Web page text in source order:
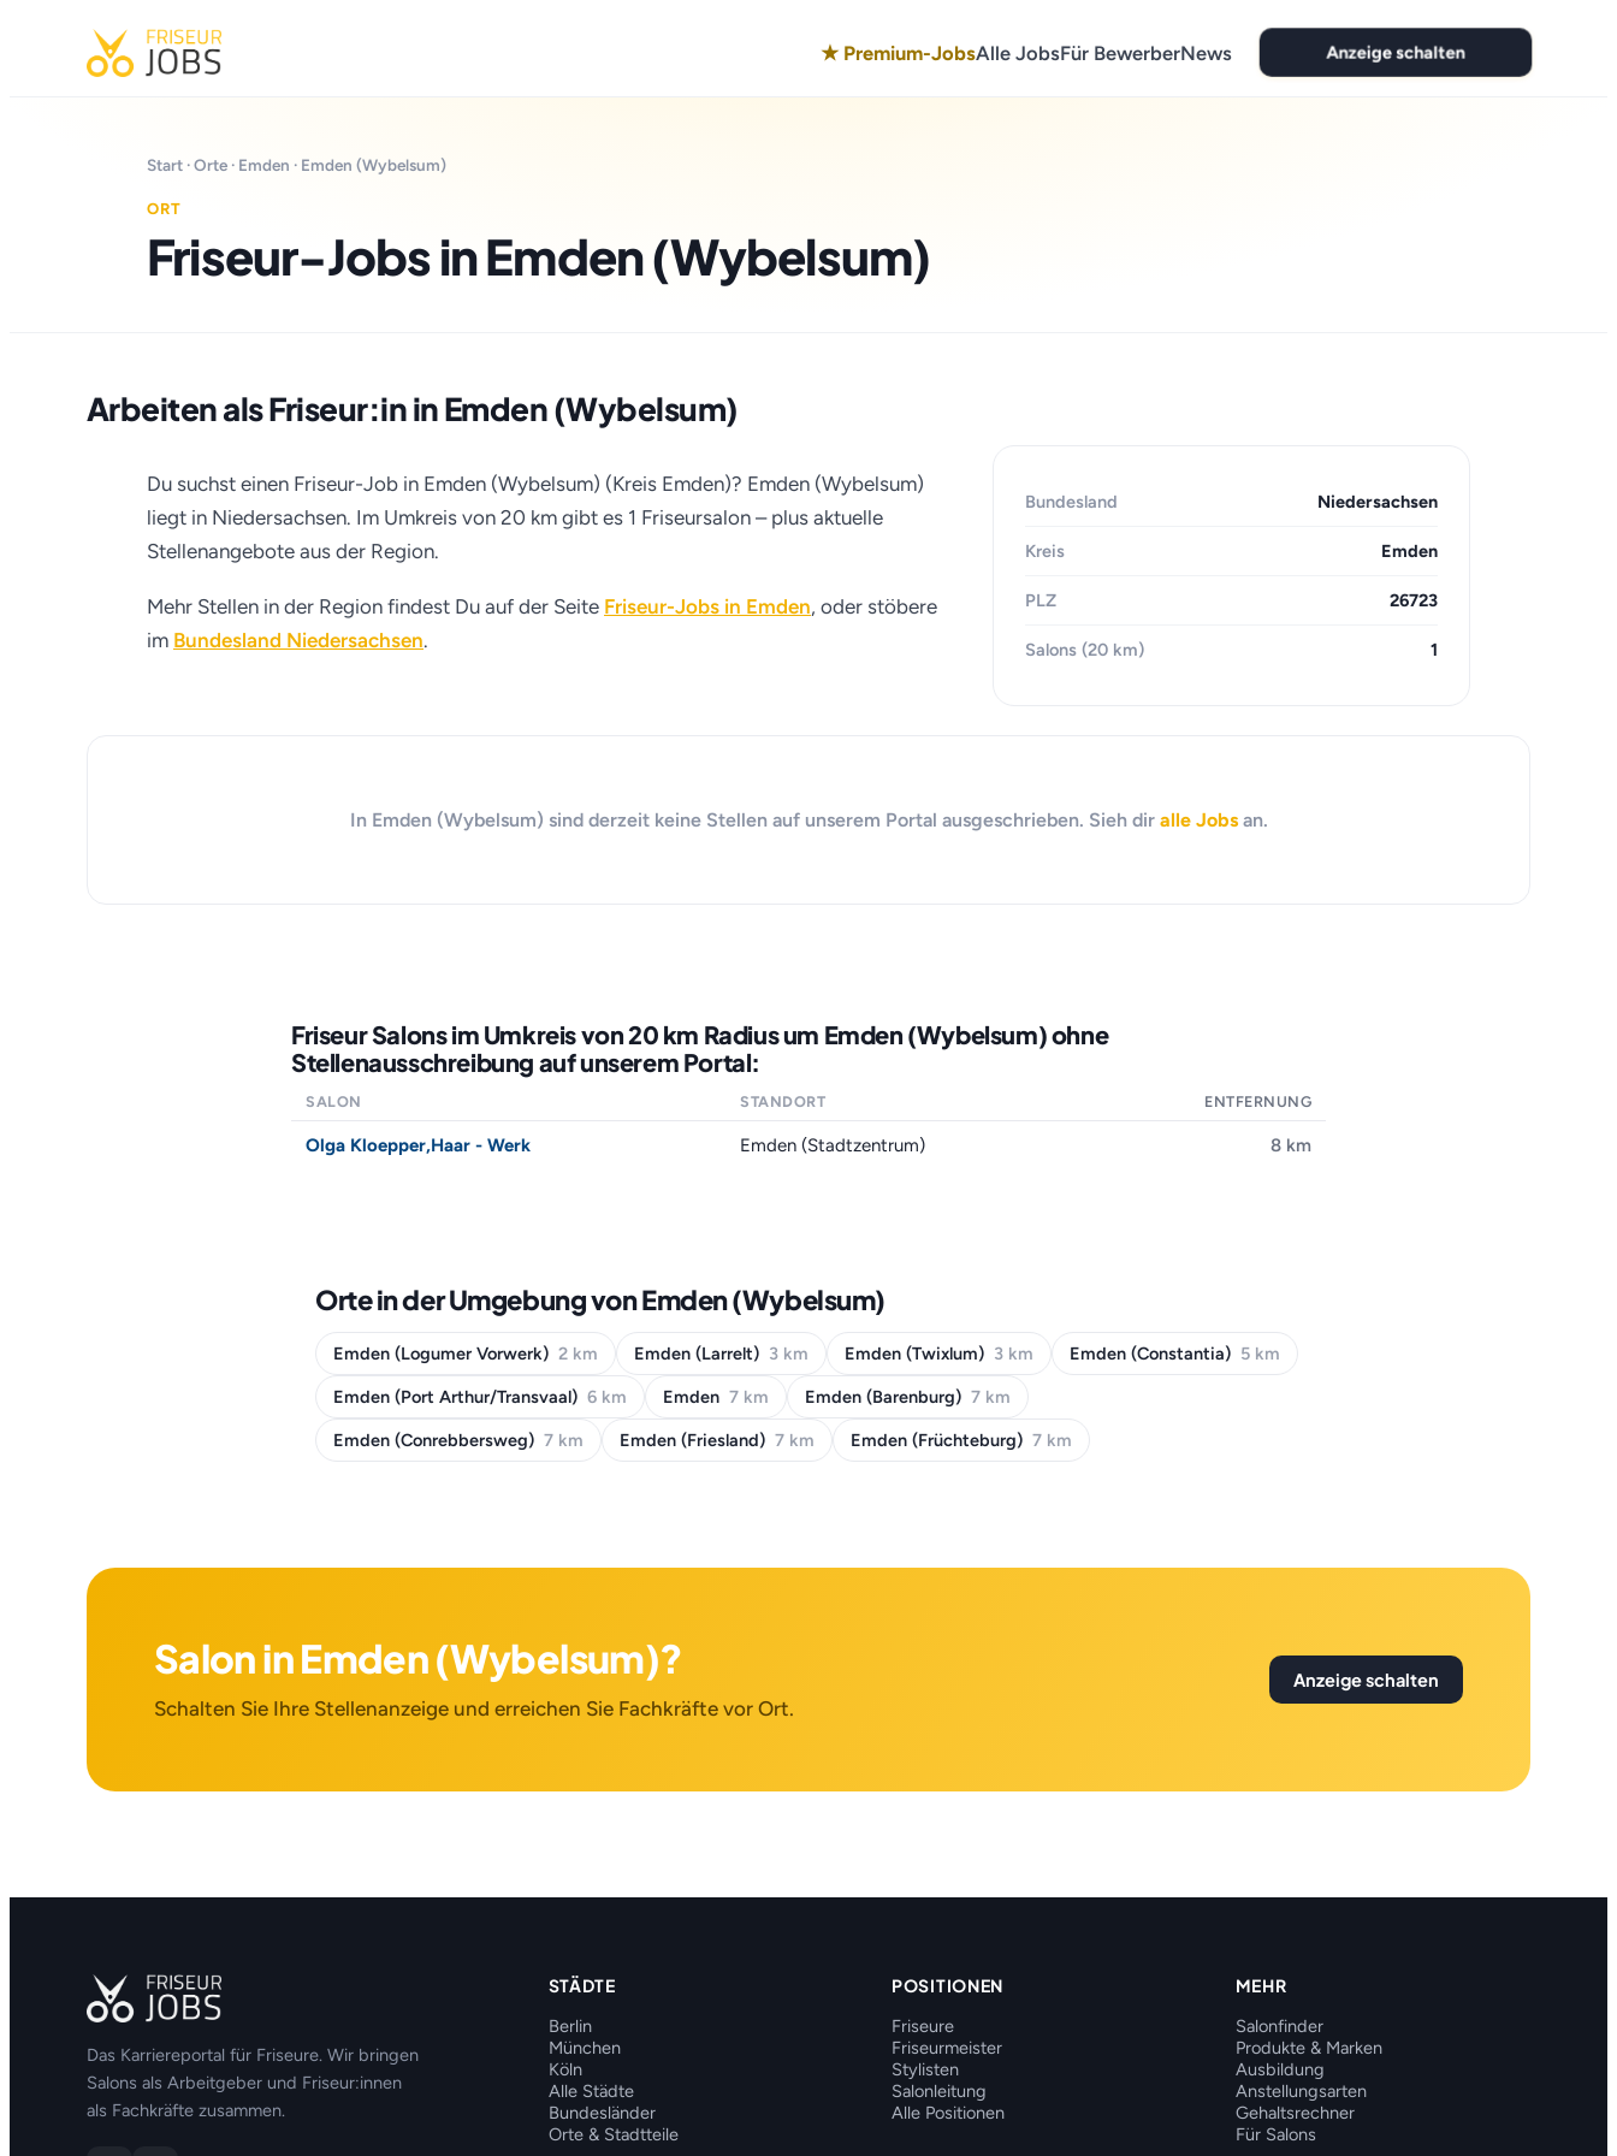
★ Premium-JobsAlle JobsFür BewerberNews Anzeige schalten
Start ·Orte · Emden · Emden (Wybelsum)
ORT
Friseur-Jobs in Emden (Wybelsum)
Arbeiten als Friseur:in in Emden (Wybelsum)
Du suchst einen Friseur-Job in Emden (Wybelsum) (Kreis Emden)? Emden (Wybelsum)
liegt in Niedersachsen. Im Umkreis von 20 km gibt es 1 Friseursalon – plus aktuelle
Stellenangebote aus der Region.
Mehr Stellen in der Region findest Du auf der Seite Friseur-Jobs in Emden, oder stöbere
im Bundesland Niedersachsen.
Bundesland Niedersachsen
Kreis Emden
PLZ 26723
Salons (20 km) 1
In Emden (Wybelsum) sind derzeit keine Stellen auf unserem Portal ausgeschrieben. Sieh dir alle Jobsan.
Friseur Salons im Umkreis von 20 km Radius um Emden (Wybelsum) ohne
Stellenausschreibung auf unserem Portal:
SALON STANDORT ENTFERNUNG
Olga Kloepper,Haar - Werk Emden (Stadtzentrum) 8 km
Orte in der Umgebung von Emden (Wybelsum)
Emden (Logumer Vorwerk) 2 km Emden (Larrelt) 3 km Emden (Twixlum) 3 km Emden (Constantia) 5 km
Emden (Port Arthur/Transvaal) 6 km Emden 7 km Emden (Barenburg) 7 km
Emden (Conrebbersweg) 7 km Emden (Friesland) 7 km Emden (Früchteburg) 7 km
Salon in Emden (Wybelsum)?
Schalten Sie Ihre Stellenanzeige und erreichen Sie Fachkräfte vor Ort.
Anzeige schalten
Das Karriereportal für Friseure. Wir bringen
Salons als Arbeitgeber und Friseur:innen
als Fachkräfte zusammen.
STÄDTE
Berlin
München
Köln
Alle Städte
Bundesländer
Orte & Stadtteile
POSITIONEN
Friseure
Friseurmeister
Stylisten
Salonleitung
Alle Positionen
MEHR
Salonfinder
Produkte & Marken
Ausbildung
Anstellungsarten
Gehaltsrechner
Für Salons